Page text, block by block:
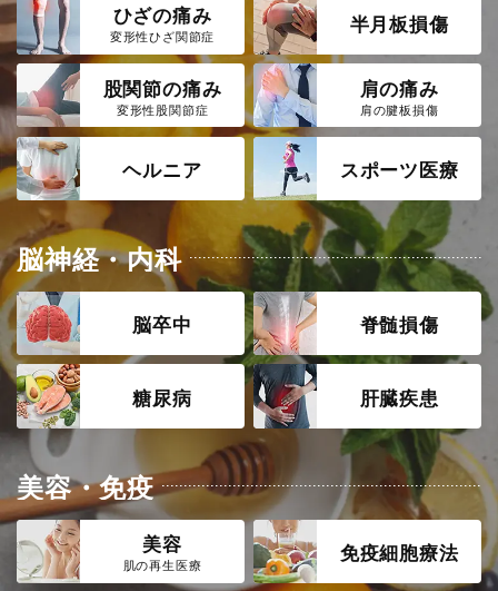
ひざの痛み
変形性ひざ関節症 半月板損傷
股関節の痛み
変形性股関節症
肩の痛み
肩の腱板損傷
ヘルニア スポーツ医療
脳神経・内科
脳卒中 脊髄損傷
糖尿病 肝臓疾患
美容・免疫
美容
肌の再生医療 免疫細胞療法